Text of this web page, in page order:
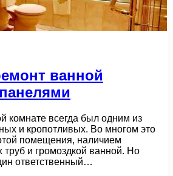
ванной
комнате всегда был одним из
и кропотливых. Во многом это
помещения, наличием
и громоздкой ванной. Но
ответственный…